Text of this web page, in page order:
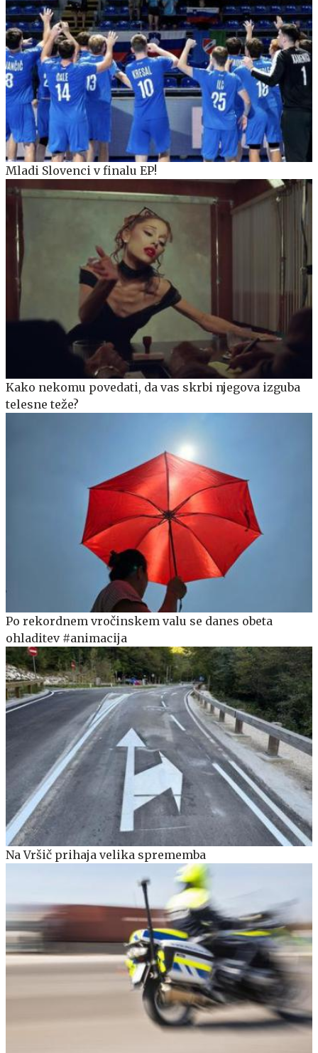
Mladi Slovenci v finalu EP!
Kako nekomu povedati, da vas skrbi njegova izguba
telesne teže?
Po rekordnem vročinskem valu se danes obeta
ohladitev #animacija
Na Vršič prihaja velika sprememba